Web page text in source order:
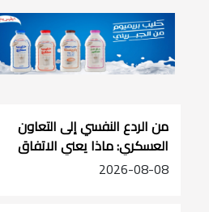
من الردع النفسي إلى التعاون
العسكري: ماذا يعني الاتفاق
الثلاثي؟
2026-08-08